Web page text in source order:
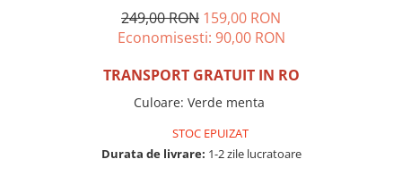
Incaltaminte toamna-iarna piele
249,00 RON 159,00 RON
Economisesti: 90,00 RON
TRANSPORT GRATUIT IN RO
Culoare: Verde menta
STOC EPUIZAT
Durata de livrare: 1-2 zile lucratoare